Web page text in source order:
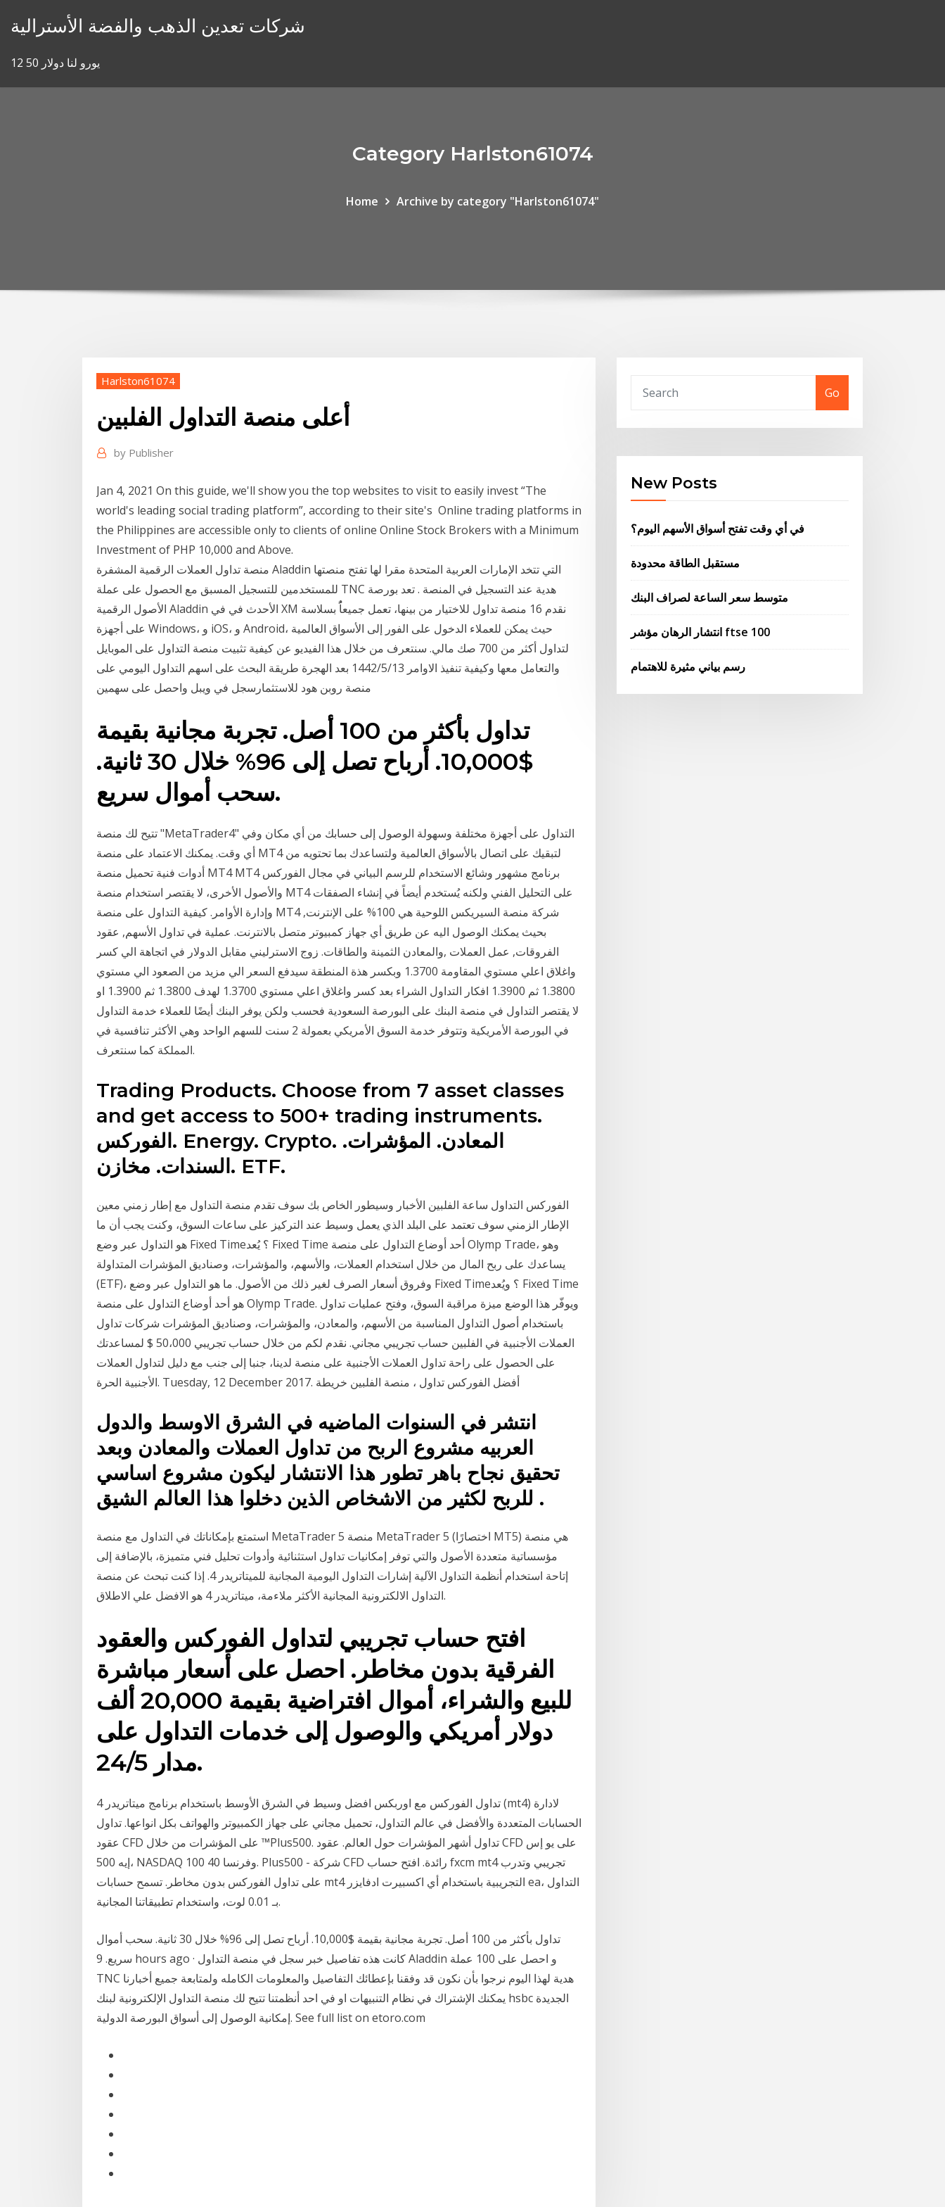
شركات تعدين الذهب والفضة الأسترالية
12 50 يورو لنا دولار
Category Harlston61074
Home Archive by category "Harlston61074"
Harlston61074
أعلى منصة التداول الفلبين
by Publisher
Jan 4, 2021 On this guide, we'll show you the top websites to visit to easily invest “The
world's leading social trading platform”, according to their site's Online trading platforms in
the Philippines are accessible only to clients of online Online Stock Brokers with a Minimum
Investment of PHP 10,000 and Above.
منصة تداول العملات الرقمية المشفرة Aladdin التي تتخد الإمارات العربية المتحدة مقرا لها تفتح منصتها
للمستخدمين للتسجيل المسبق مع الحصول على عملة TNC هدية عند التسجيل في المنصة . تعد بورصة
الأصول الرقمية Aladdin الأحدث في في XM نقدم 16 منصة تداول للاختيار من بينها، تعمل جميعاًُ بسلاسة
على أجهزة Windows، و iOS، و Android، حيث يمكن للعملاء الدخول على الفور إلى الأسواق العالمية
لتداول أكثر من 700 صك مالي. سنتعرف من خلال هذا الفيديو عن كيفية تثبيت منصة التداول على الموبايل
والتعامل معها وكيفية تنفيذ الاوامر 13‏‏/5‏‏/1442 بعد الهجرة طريقة البحث على اسهم التداول اليومي على
منصة روبن هود للاستثمارسجل في ويبل واحصل على سهمين
تداول بأكثر من 100 أصل. تجربة مجانية بقيمة
$10,000. أرباح تصل إلى 96% خلال 30 ثانية.
سحب أموال سريع.
تتيح لك منصة "MetaTrader4" التداول على أجهزة مختلفة وسهولة الوصول إلى حسابك من أي مكان وفي
أي وقت. يمكنك الاعتماد على منصة MT4 لتبقيك على اتصال بالأسواق العالمية ولتساعدك بما تحتويه من
أدوات فنية تحميل منصة MT4 MT4 برنامج مشهور وشائع الاستخدام للرسم البياني في مجال الفوركس
والأصول الأخرى، لا يقتصر استخدام منصة MT4 على التحليل الفني ولكنه يُستخدم أيضاً في إنشاء الصفقات
وإدارة الأوامر. كيفية التداول على منصة MT4 شركة منصة السيريكس اللوحية هي 100% على الإنترنت,
بحيث يمكنك الوصول اليه عن طريق أي جهاز كمبيوتر متصل بالانترنت. عملية في تداول الأسهم, عقود
الفروقات, عمل العملات ,والمعادن الثمينة والطاقات. زوج الاسترليني مقابل الدولار في اتجاهة الي كسر
واغلاق اعلي مستوي المقاومة 1.3700 وبكسر هذة المنطقة سيدفع السعر الي مزيد من الصعود الي مستوي
1.3800 ثم 1.3900 افكار التداول الشراء بعد كسر واغلاق اعلي مستوي 1.3700 لهدف 1.3800 ثم 1.3900 او
لا يقتصر التداول في منصة البنك على البورصة السعودية فحسب ولكن يوفر البنك أيضًا للعملاء خدمة التداول
في البورصة الأمريكية وتتوفر خدمة السوق الأمريكي بعمولة 2 سنت للسهم الواحد وهي الأكثر تنافسية في
المملكة كما سنتعرف.
Trading Products. Choose from 7 asset classes
and get access to 500+ trading instruments.
الفوركس. Energy. Crypto. المعادن. المؤشرات.
السندات. مخازن. ETF.
الفوركس التداول ساعة الفلبين الأخبار وسيطور الخاص بك سوف تقدم منصة التداول مع إطار زمني معين
الإطار الزمني سوف تعتمد على البلد الذي يعمل وسيط عند التركيز على ساعات السوق، وكنت يجب أن ما
هو التداول عبر وضع Fixed Time؟ يُعد Fixed Time أحد أوضاع التداول على منصة Olymp Trade، وهو
يساعدك على ربح المال من خلال استخدام العملات، والأسهم، والمؤشرات، وصناديق المؤشرات المتداولة
(ETF)، وفروق أسعار الصرف لغير ذلك من الأصول. ما هو التداول عبر وضع Fixed Time؟ ويُعد Fixed Time
هو أحد أوضاع التداول على منصة Olymp Trade. ويوفّر هذا الوضع ميزة مراقبة السوق، وفتح عمليات تداول
باستخدام أصول التداول المناسبة من الأسهم، والمعادن، والمؤشرات، وصناديق المؤشرات شركات تداول
العملات الأجنبية في الفلبين حساب تجريبي مجاني. نقدم لكم من خلال حساب تجريبي 50،000 $ لمساعدتك
على الحصول على راحة تداول العملات الأجنبية على منصة لدينا، جنبا إلى جنب مع دليل لتداول العملات
الأجنبية الحرة. Tuesday, 12 December 2017. أفضل الفوركس تداول ، منصة الفلبين خريطة
انتشر في السنوات الماضيه في الشرق الاوسط والدول
العربيه مشروع الربح من تداول العملات والمعادن وبعد
تحقيق نجاح باهر تطور هذا الانتشار ليكون مشروع اساسي
للربح لكثير من الاشخاص الذين دخلوا هذا العالم الشيق .
استمتع بإمكاناتك في التداول مع منصة MetaTrader 5 منصة MetaTrader 5 (اختصارًا MT5) هي منصة
مؤسساتية متعددة الأصول والتي توفر إمكانيات تداول استثنائية وأدوات تحليل فني متميزة، بالإضافة إلى
إتاحة استخدام أنظمة التداول الآلية إشارات التداول اليومية المجانية للميتاتريدر 4. إذا كنت تبحث عن منصة
التداول الالكترونية المجانية الأكثر ملاءمة، ميتاتريدر 4 هو الافضل علي الاطلاق.
افتح حساب تجريبي لتداول الفوركس والعقود
الفرقية بدون مخاطر. احصل على أسعار مباشرة
للبيع والشراء، أموال افتراضية بقيمة 20,000 ألف
دولار أمريكي والوصول إلى خدمات التداول على
مدار 24/5.
تداول الفوركس مع اوربكس افضل وسيط في الشرق الأوسط باستخدام برنامج ميتاتريدر 4 (mt4) لادارة
الحسابات المتعددة والأفضل في عالم التداول، تحميل مجاني على جهاز الكمبيوتر والهواتف بكل انواعها. تداول
عقود CFD على المؤشرات من خلال ™Plus500. تداول أشهر المؤشرات حول العالم. عقود CFD على يو إس
إيه 500، NASDAQ 100 وفرنسا 40. Plus500 - شركة CFD رائدة. افتح حساب fxcm mt4 تجريبي وتدرب
على تداول الفوركس بدون مخاطر. تسمح حسابات mt4 التجريبية باستخدام أي اكسبيرت ادفايزر ea، التداول
بـ 0.01 لوت، واستخدام تطبيقاتنا المجانية.
تداول بأكثر من 100 أصل. تجربة مجانية بقيمة $10,000. أرباح تصل إلى 96% خلال 30 ثانية. سحب أموال
سريع. 9 hours ago · كانت هذه تفاصيل خبر سجل في منصة التداول Aladdin و احصل على 100 عملة
TNC هدية لهذا اليوم نرجوا بأن نكون قد وفقنا بإعطائك التفاصيل والمعلومات الكامله ولمتابعة جميع أخبارنا
يمكنك الإشتراك في نظام التنبيهات او في احد أنظمتنا تتيح لك منصة التداول الإلكترونية لبنك hsbc الجديدة
إمكانية الوصول إلى أسواق البورصة الدولية. See full list on etoro.com
Go
New Posts
في أي وقت تفتح أسواق الأسهم اليوم؟
مستقبل الطاقة محدودة
متوسط ​​سعر الساعة لصراف البنك
انتشار الرهان مؤشر ftse 100
رسم بياني مثيرة للاهتمام